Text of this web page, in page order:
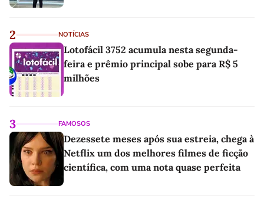
2 NOTÍCIAS
Lotofácil 3752 acumula nesta segunda-
feira e prêmio principal sobe para R$ 5
milhões
3 FAMOSOS
Dezessete meses após sua estreia, chega à
Netflix um dos melhores filmes de ficção
científica, com uma nota quase perfeita